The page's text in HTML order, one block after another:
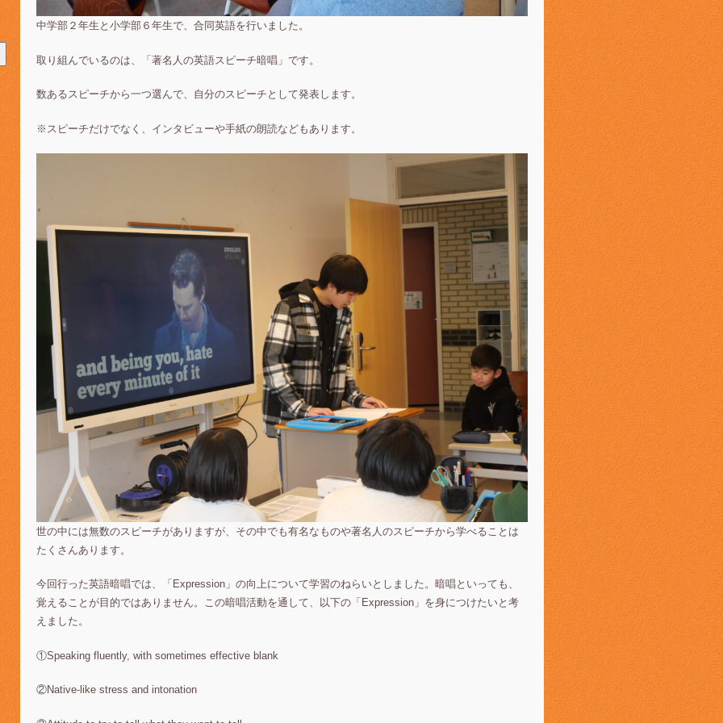
中学部２年生と小学部６年生で、合同英語を行いました。
取り組んでいるのは、「著名人の英語スピーチ暗唱」です。
数あるスピーチから一つ選んで、自分のスピーチとして発表します。
※スピーチだけでなく、インタビューや手紙の朗読などもあります。
世の中には無数のスピーチがありますが、その中でも有名なものや著名人のスピーチから学べることは
たくさんあります。
今回行った英語暗唱では、「Expression」の向上について学習のねらいとしました。暗唱といっても、
覚えることが目的ではありません。この暗唱活動を通して、以下の「Expression」を身につけたいと考
えました。
①Speaking fluently, with sometimes effective blank
②Native-like stress and intonation